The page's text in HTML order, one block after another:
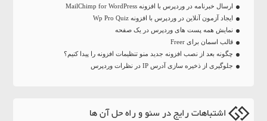
ارسال خبرنامه در وردپرس با افزونه MailChimp for WordPress
ایجاد آزمون آنلاین در وردپرس با افزونه Wp Pro Quiz
نمایش همه پست های وردپرس در یک صفحه
قالب اسمان برای Freer
چگونه بعد از نصب افزونه جدید منو تنظیمات افزونه را پیدا کنیم؟
جلوگیری از ذخیره سازی آدرس IP در نظرات وردپرس
اشتباهات رایج در سئو و راه حل آن ها